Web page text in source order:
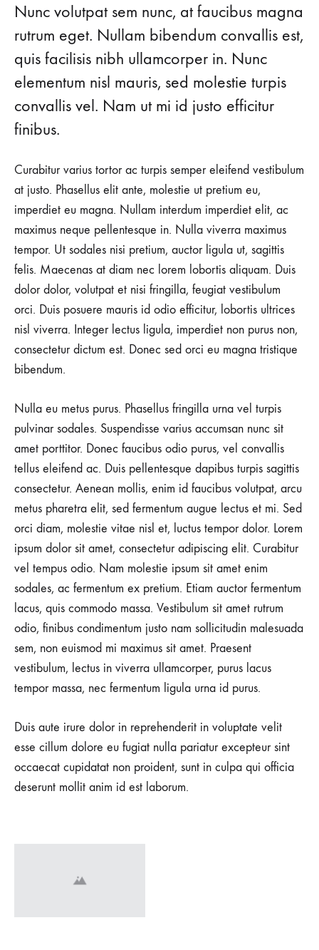
Nunc volutpat sem nunc, at faucibus magna
rutrum eget. Nullam bibendum convallis est,
quis facilisis nibh ullamcorper in. Nunc
elementum nisl mauris, sed molestie turpis
convallis vel. Nam ut mi id justo efficitur
finibus.
Curabitur varius tortor ac turpis semper eleifend vestibulum
at justo. Phasellus elit ante, molestie ut pretium eu,
imperdiet eu magna. Nullam interdum imperdiet elit, ac
maximus neque pellentesque in. Nulla viverra maximus
tempor. Ut sodales nisi pretium, auctor ligula ut, sagittis
felis. Maecenas at diam nec lorem lobortis aliquam. Duis
dolor dolor, volutpat et nisi fringilla, feugiat vestibulum
orci. Duis posuere mauris id odio efficitur, lobortis ultrices
nisl viverra. Integer lectus ligula, imperdiet non purus non,
consectetur dictum est. Donec sed orci eu magna tristique
bibendum.
Nulla eu metus purus. Phasellus fringilla urna vel turpis
pulvinar sodales. Suspendisse varius accumsan nunc sit
amet porttitor. Donec faucibus odio purus, vel convallis
tellus eleifend ac. Duis pellentesque dapibus turpis sagittis
consectetur. Aenean mollis, enim id faucibus volutpat, arcu
metus pharetra elit, sed fermentum augue lectus et mi. Sed
orci diam, molestie vitae nisl et, luctus tempor dolor. Lorem
ipsum dolor sit amet, consectetur adipiscing elit. Curabitur
vel tempus odio. Nam molestie ipsum sit amet enim
sodales, ac fermentum ex pretium. Etiam auctor fermentum
lacus, quis commodo massa. Vestibulum sit amet rutrum
odio, finibus condimentum justo nam sollicitudin malesuada
sem, non euismod mi maximus sit amet. Praesent
vestibulum, lectus in viverra ullamcorper, purus lacus
tempor massa, nec fermentum ligula urna id purus.
Duis aute irure dolor in reprehenderit in voluptate velit
esse cillum dolore eu fugiat nulla pariatur excepteur sint
occaecat cupidatat non proident, sunt in culpa qui officia
deserunt mollit anim id est laborum.